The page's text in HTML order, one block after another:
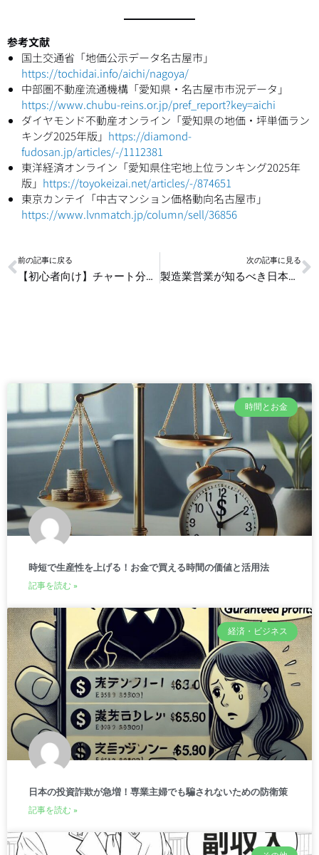
参考文献
国土交通省「地価公示データ名古屋市」
https://tochidai.info/aichi/nagoya/
中部圏不動産流通機構「愛知県・名古屋市市況データ」
https://www.chubu-reins.or.jp/pref_report?key=aichi
ダイヤモンド不動産オンライン「愛知県の地価・坪単価ラン
キング2025年版」 https://diamond-
fudosan.jp/articles/-/1112381
東洋経済オンライン「愛知県住宅地上位ランキング2025年
版」 https://toyokeizai.net/articles/-/874651
東京カンテイ「中古マンション価格動向名古屋市」
https://www.lvnmatch.jp/column/sell/36856
Prev
前の記事に戻る
【初心者向け】チャート分析を自動化する方法｜Python・TradingViewで学ぶステップ解説
次の記事に見る
製造業営業が知るべき日本の残業文化と経済的影響
時間とお金
時短で生産性を上げる！お金で買える時間の価値と活用法
記事を読む »
経済・ビジネス
日本の投資詐欺が急増！専業主婦でも騙されないための防衛策
記事を読む »